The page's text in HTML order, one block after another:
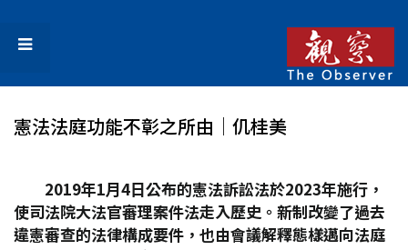
憲法法庭功能不彰之所由│仉桂美
2019年1月4日公布的憲法訴訟法於2023年施行，
使司法院大法官審理案件法走入歷史。新制改變了過去
違憲審查的法律構成要件，也由會議解釋態樣邁向法庭